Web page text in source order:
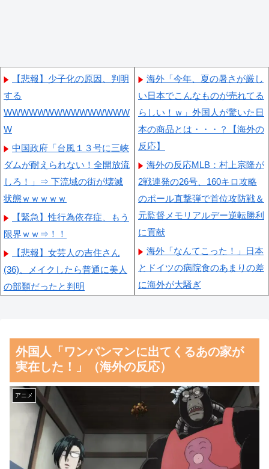
【悲報】少子化の原因、判明
する
WWWWWWWWWWWWWWW
W
中国政府「台風１３号に三峡
ダムが耐えられない！全開放流
しろ！」⇒ 下流域の街が壊滅
状態ｗｗｗｗｗ
【緊急】性行為依存症、もう
限界ｗｗ⇒！！
【悲報】女芸人の吉住さん
(36)、メイクしたら普通に美人
の部類だったと判明
か？
【朗報】齋藤飛鳥、前屈みで
完全に見えてる動画が拡散され
てしまう…
磁気嵐、地球由来のイオンが
主導…JAXAの衛星「あらせ」
が観測！
舌を絡ませて、唾液交換して
海外「今年、夏の暑さが厳し
い日本でこんなものが売れてる
らしい！ｗ」外国人が驚いた日
本の商品とは・・・？【海外の
反応】
海外の反応MLB：村上宗隆が
2戦連発の26号、160キロ攻略
のポール直撃弾で首位攻防戦＆
元監督メモリアルデー逆転勝利
に貢献
海外「なんてこった！」日本
とドイツの病院食のあまりの差
に海外が大騒ぎ
た…」
海外「日本の甲子園で飛び出
した高校生とは思えないハイレ
ベルなプレーがこちら」 海外
の反応
韓国人「韓国人が日本のラー
メンについて勘違いしているこ
とがこちら…」→「え
外国人「ワンパンマンに出てくるあの家が
実在した！」（海外の反応）
アニメ